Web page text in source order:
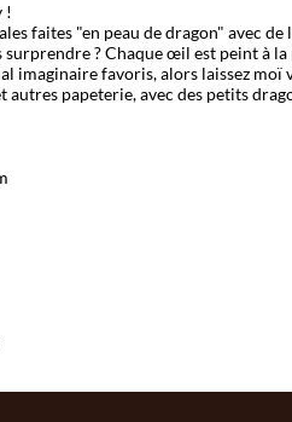
!
faites "en peau de dragon" avec
? Chaque œil est peint à la
imaginaire favoris, alors laissez moï
autres papeterie, avec des petits